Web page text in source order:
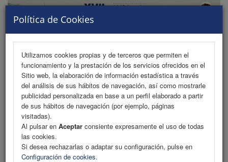
Política de Cookies
Utilizamos cookies propias y de terceros que permiten el
funcionamiento y la prestación de los servicios ofrecidos en el
Sitio web, la elaboración de información estadística a través
del análisis de sus hábitos de navegación, así como mostrarle
publicidad personalizada en base a un perfil elaborado a partir
de sus hábitos de navegación (por ejemplo, páginas
visitadas).
Al pulsar en Aceptar consiente expresamente el uso de todas
las cookies.
Si desea rechazarlas o adaptar su configuración, pulse en
Configuración de cookies.
MENU
Bienvenida
Información General
Sobre Lares